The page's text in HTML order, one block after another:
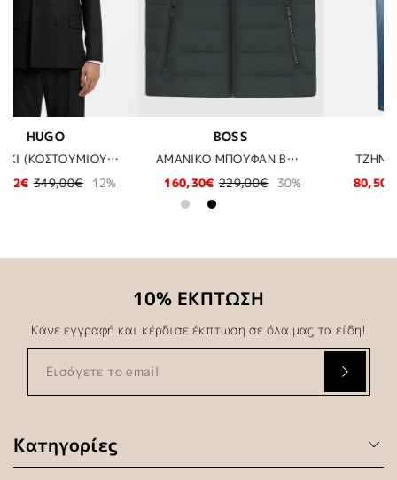
ΑΜΑΝΙΚΟ ΜΠΟΥΦΑΝ BOSS - 348 ΠΡΑΣΙΝΟ
TZHN BUGATTI - 345
80,50€
115,00€ 30%
ΠΛΕΚΤΗ ΖΑΚΕΤΑ BOSS - 001 ΜΑΥΡΟ
119,97€
199,95€ 40%
Κατηγορίες
10% ΕΚΠΤΩΣΗ
Κάνε εγγραφή και κέρδισε έκπτωση σε όλα μας τα είδη!